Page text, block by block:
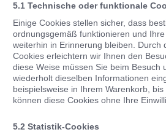
5.1 Technische oder funktionale
Einige Cookies stellen sicher, dass
ordnungsgemäß funktionieren und
weiterhin in Erinnerung bleiben. Durch
Cookies erleichtern wir Ihnen den
diese Weise müssen Sie beim Besuch
wiederholt dieselben Informationen
beispielsweise in Ihrem Warenkorb,
können diese Cookies ohne Ihre
5.2 Statistik-Cookies